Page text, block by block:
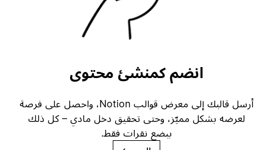
انضم كمنشئ محتوى
أرسل قالبك إلى معرض قوالب Notion، واحصل على فرصة
لعرضه بشكل مميّز، وحتى تحقيق دخل مادي – كل ذلك
ببضع نقرات فقط.